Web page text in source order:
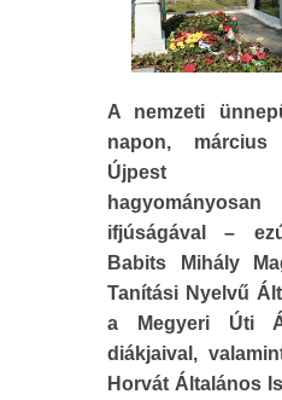
A nemzeti
napon,
Újpest
ifjúságával –
Babits Mihály
Tanítási Nyelvű
a Megyeri Úti
diákjaival,
Horvát Általános